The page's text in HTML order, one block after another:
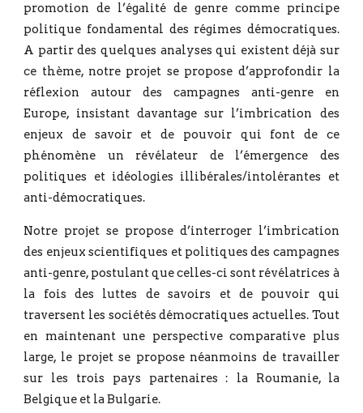
promotion de l’égalité de genre comme principe
politique fondamental des régimes démocratiques.
A partir des quelques analyses qui existent déjà sur
ce thème, notre projet se propose d’approfondir la
réflexion autour des campagnes anti-genre en
Europe, insistant davantage sur l’imbrication des
enjeux de savoir et de pouvoir qui font de ce
phénomène un révélateur de l’émergence des
politiques et idéologies illibérales/intolérantes et
anti-démocratiques.
Notre projet se propose d’interroger l’imbrication
des enjeux scientifiques et politiques des campagnes
anti-genre, postulant que celles-ci sont révélatrices à
la fois des luttes de savoirs et de pouvoir qui
traversent les sociétés démocratiques actuelles. Tout
en maintenant une perspective comparative plus
large, le projet se propose néanmoins de travailler
sur les trois pays partenaires : la Roumanie, la
Belgique et la Bulgarie.